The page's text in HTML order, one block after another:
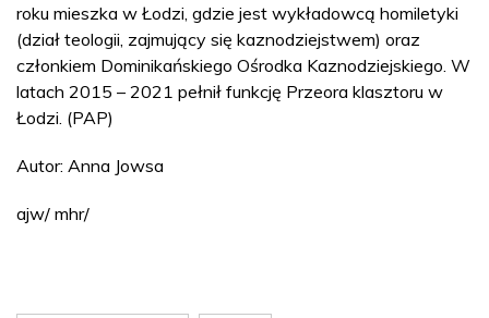
roku mieszka w Łodzi, gdzie jest wykładowcą homiletyki
(dział teologii, zajmujący się kaznodziejstwem) oraz
członkiem Dominikańskiego Ośrodka Kaznodziejskiego. W
latach 2015 – 2021 pełnił funkcję Przeora klasztoru w
Łodzi. (PAP)
Autor: Anna Jowsa
ajw/ mhr/